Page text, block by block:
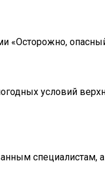
«Осторожно,
условий